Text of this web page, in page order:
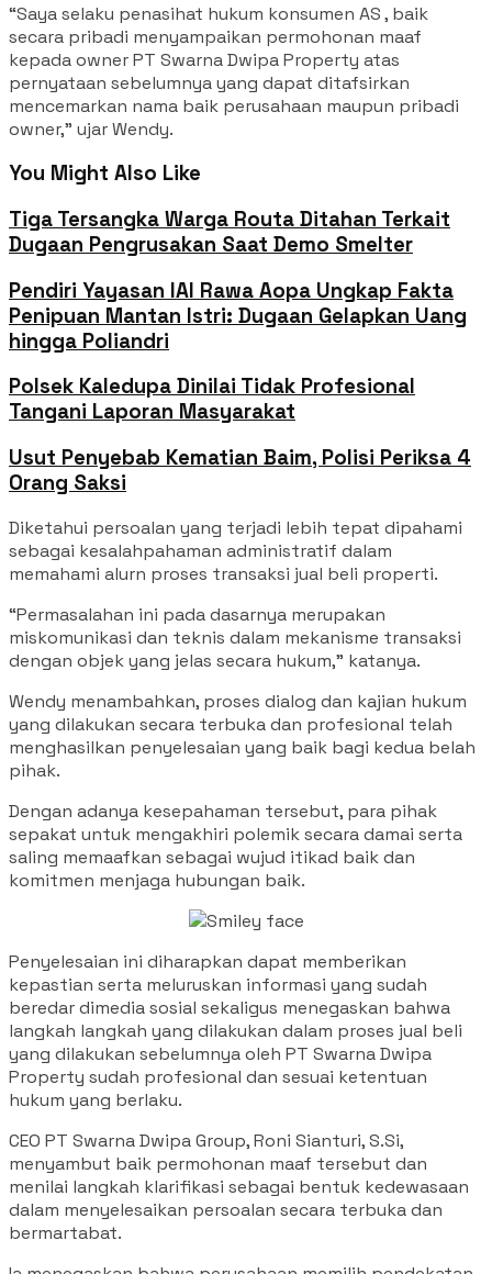
“Saya selaku penasihat hukum konsumen AS , baik
secara pribadi menyampaikan permohonan maaf
kepada owner PT Swarna Dwipa Property atas
pernyataan sebelumnya yang dapat ditafsirkan
mencemarkan nama baik perusahaan maupun pribadi
owner,” ujar Wendy.
You Might Also Like
Tiga Tersangka Warga Routa Ditahan Terkait
Dugaan Pengrusakan Saat Demo Smelter
Pendiri Yayasan IAI Rawa Aopa Ungkap Fakta
Penipuan Mantan Istri: Dugaan Gelapkan Uang
hingga Poliandri
Polsek Kaledupa Dinilai Tidak Profesional
Tangani Laporan Masyarakat
Usut Penyebab Kematian Baim, Polisi Periksa 4
Orang Saksi
Diketahui persoalan yang terjadi lebih tepat dipahami
sebagai kesalahpahaman administratif dalam
memahami alurn proses transaksi jual beli properti.
“Permasalahan ini pada dasarnya merupakan
miskomunikasi dan teknis dalam mekanisme transaksi
dengan objek yang jelas secara hukum,” katanya.
Wendy menambahkan, proses dialog dan kajian hukum
yang dilakukan secara terbuka dan profesional telah
menghasilkan penyelesaian yang baik bagi kedua belah
pihak.
Dengan adanya kesepahaman tersebut, para pihak
sepakat untuk mengakhiri polemik secara damai serta
saling memaafkan sebagai wujud itikad baik dan
komitmen menjaga hubungan baik.
Penyelesaian ini diharapkan dapat memberikan
kepastian serta meluruskan informasi yang sudah
beredar dimedia sosial sekaligus menegaskan bahwa
langkah langkah yang dilakukan dalam proses jual beli
yang dilakukan sebelumnya oleh PT Swarna Dwipa
Property sudah profesional dan sesuai ketentuan
hukum yang berlaku.
CEO PT Swarna Dwipa Group, Roni Sianturi, S.Si,
menyambut baik permohonan maaf tersebut dan
menilai langkah klarifikasi sebagai bentuk kedewasaan
dalam menyelesaikan persoalan secara terbuka dan
bermartabat.